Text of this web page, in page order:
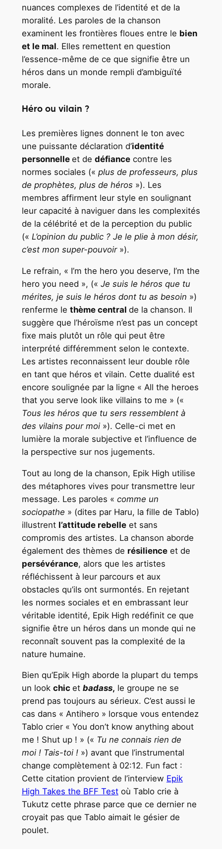
nuances complexes de l’identité et de la
moralité. Les paroles de la chanson
examinent les frontières floues entre le bien
et le mal. Elles remettent en question
l’essence-même de ce que signifie être un
héros dans un monde rempli d’ambiguïté
morale.
Héro ou vilain ?
Les premières lignes donnent le ton avec
une puissante déclaration d’identité
personnelle et de défiancecontre les
normes sociales (« plus de professeurs, plus
de prophètes, plus de héros »). Les
membres affirment leur style en soulignant
leur capacité à naviguer dans les complexités
de la célébrité et de la perception du public
(« L’opinion du public ? Je le plie à mon désir,
c’est mon super-pouvoir»).
Le refrain, « I’m the hero you deserve, I’m the
hero you need », (« Je suis le héros que tu
mérites, je suis le héros dont tu as besoin »)
renferme le thème central de la chanson. Il
suggère que l’héroïsme n’est pas un concept
fixe mais plutôt un rôle qui peut être
interprété différemment selon le contexte.
Les artistes reconnaissent leur double rôle
en tant que héros et vilain. Cette dualité est
encore soulignée par la ligne « All the heroes
that you serve look like villains to me » («
Tous les héros que tu sers ressemblent à
des vilains pour moi »). Celle-ci met en
lumière la morale subjective et l’influence de
la perspective sur nos jugements.
Tout au long de la chanson, Epik High utilise
des métaphores vives pour transmettre leur
message. Les paroles « comme un
sociopathe » (dites par Haru, la fille de Tablo)
illustrent l’attitude rebelleet sans
compromis des artistes. La chanson aborde
également des thèmes de résilienceet de
persévérance, alors que les artistes
réfléchissent à leur parcours et aux
obstacles qu’ils ont surmontés. En rejetant
les normes sociales et en embrassant leur
véritable identité, Epik High redéfinit ce que
signifie être un héros dans un monde qui ne
reconnaît souvent pas la complexité de la
nature humaine.
Bien qu’Epik High aborde la plupart du temps
un look chic et badass, le groupe ne se
prend pas toujours au sérieux. C’est aussi le
cas dans « Antihero » lorsque vous entendez
Tablo crier « You don’t know anything about
me ! Shut up ! » (« Tu ne connais rien de
moi ! Tais-toi !») avant que l’instrumental
change complètement à 02:12. Fun fact :
Cette citation provient de l’interview Epik
High Takes the BFF Testoù Tablo crie à
Tukutz cette phrase parce que ce dernier ne
croyait pas que Tablo aimait le gésier de
poulet.